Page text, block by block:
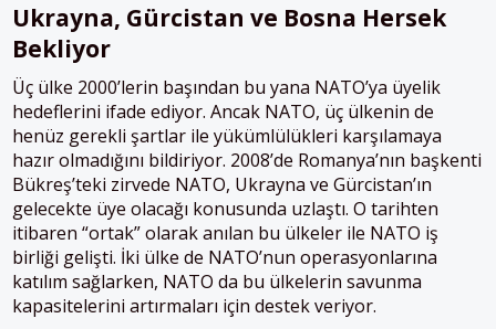
Ukrayna, Gürcistan ve Bosna Hersek
Bekliyor
Üç ülke 2000’lerin başından bu yana NATO’ya üyelik
hedeflerini ifade ediyor. Ancak NATO, üç ülkenin de
henüz gerekli şartlar ile yükümlülükleri karşılamaya
hazır olmadığını bildiriyor. 2008’de Romanya’nın başkenti
Bükreş’teki zirvede NATO, Ukrayna ve Gürcistan’ın
gelecekte üye olacağı konusunda uzlaştı. O tarihten
itibaren “ortak” olarak anılan bu ülkeler ile NATO iş
birliği gelişti. İki ülke de NATO’nun operasyonlarına
katılım sağlarken, NATO da bu ülkelerin savunma
kapasitelerini artırmaları için destek veriyor.